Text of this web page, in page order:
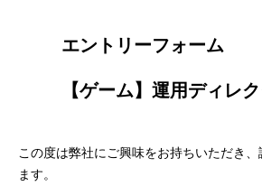
        エントリーフォーム
この度は弊社にご興味をお持ちいただき
ます。